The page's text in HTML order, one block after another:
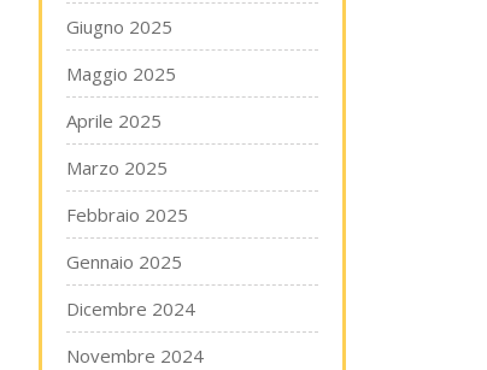
Giugno 2025
Maggio 2025
Aprile 2025
Marzo 2025
Febbraio 2025
Gennaio 2025
Dicembre 2024
Novembre 2024